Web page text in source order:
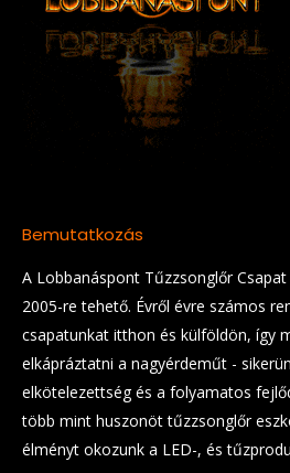
Bemutatkozás
A Lobbanáspont Tűzzsonglőr
2005-re tehető. Évről évre számos
csapatunkat itthon és külföldön, így
elkápráztatni a nagyérdeműt -
elkötelezettség és a folyamatos
több mint huszonöt tűzzsonglőr
élményt okozunk a LED-, és